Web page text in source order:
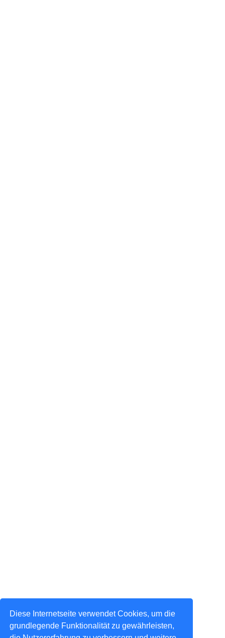
Diese Internetseite verwendet Cookies, um die
grundlegende Funktionalität zu gewährleisten,